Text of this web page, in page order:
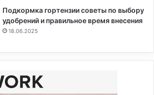
Подкормка гортензии советы по выбору
удобрений и правильное время внесения
18.06.2025